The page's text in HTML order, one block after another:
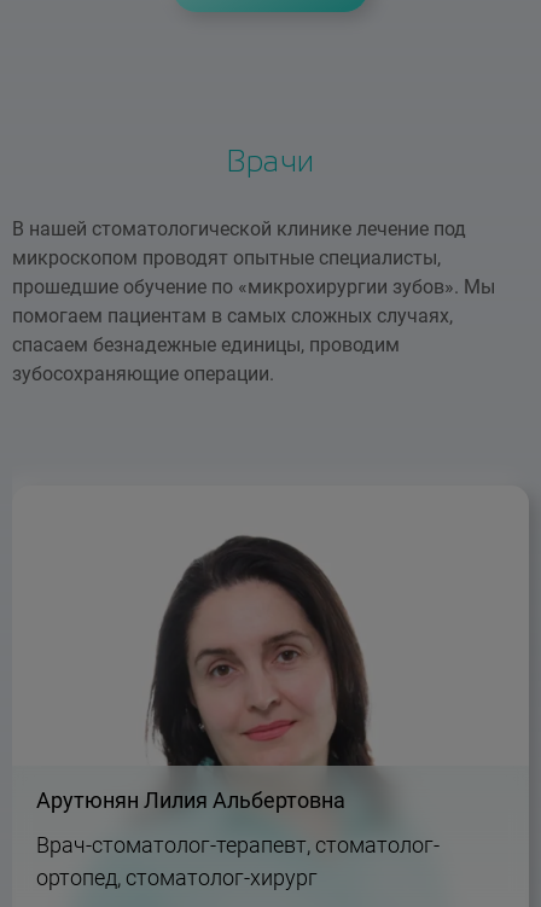
Врачи
В нашей стоматологической клинике лечение под
микроскопом проводят опытные специалисты,
прошедшие обучение по «микрохирургии зубов». Мы
помогаем пациентам в самых сложных случаях,
спасаем безнадежные единицы, проводим
зубосохраняющие операции.
Арутюнян Лилия Альбертовна
Врач-стоматолог-терапевт, стоматолог-
ортопед, стоматолог-хирург